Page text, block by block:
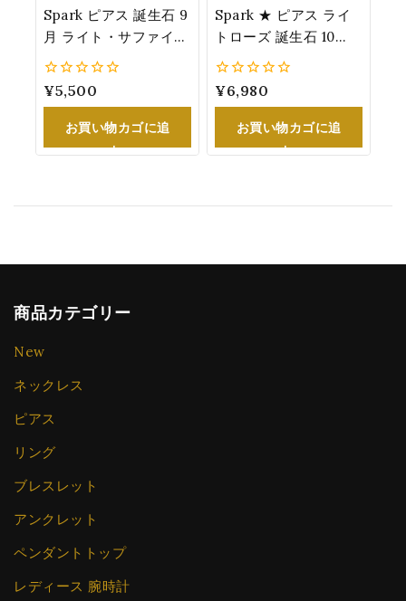
Spark ピアス 誕生石 9
月 ライト・サファイア
カラー スワロフスキー
ー 6.2mm
K1122SS29LS
0
5
¥5,500
お買い物カゴに追
加
Spark ★ ピアス ライ
トローズ 誕生石 10
月：トルマリンカラー
リスタル 女性 誕生日
プレゼント 8.3mm
K1122SS39LR
0
5
¥6,980
お買い物カゴに追
加
商品カテゴリー
New
ネックレス
ピアス
リング
ブレスレット
アンクレット
ペンダントトップ
レディース 腕時計